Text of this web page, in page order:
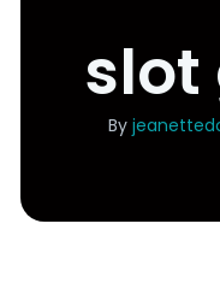
slot
By